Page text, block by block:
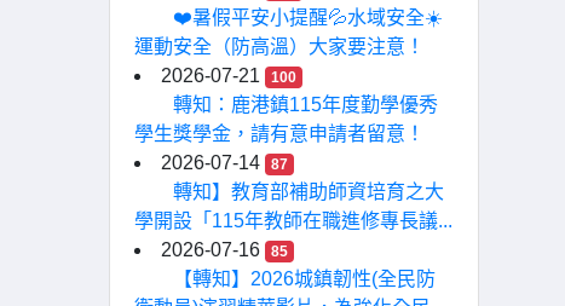
❤️暑假平安小提醒💦水域安全☀️
運動安全（防高溫）大家要注意！
2026-07-21
100
轉知：鹿港鎮115年度勤學優秀
學生獎學金，請有意申請者留意！
2026-07-14
87
轉知】教育部補助師資培育之大
學開設「115年教師在職進修專長議...
2026-07-16
85
【轉知】2026城鎮韌性(全民防